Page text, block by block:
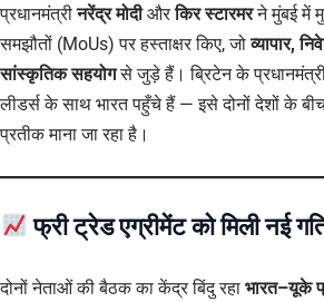
प्रधानमंत्रीनरेंद्र मोदीऔरकिर स्टारमरने मुंबई में
समझौतों (MoUs) पर हस्ताक्षर किए, जोव्यापार,
सांस्कृतिक सहयोगसे जुड़े हैं। ब्रिटेन के
लीडर्स के साथ भारत पहुँचे हैं — इसे दोनों देशों के
प्रतीक माना जा रहा है।
फ्री ट्रेड एग्रीमेंट को मिली नई
दोनों नेताओं की बैठक का केंद्र बिंदु रहा भारत–यूके